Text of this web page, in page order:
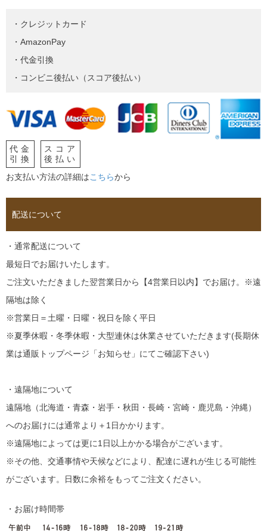
・クレジットカード
・AmazonPay
・代金引換
・コンビニ後払い（スコア後払い）
代金
引換
スコア
後払い
お支払い方法の詳細はこちらから
配送について
・通常配送について
最短日でお届けいたします。
ご注文いただきました翌営業日から【4営業日以内】でお届け。※遠
隔地は除く
※営業日＝土曜・日曜・祝日を除く平日
※夏季休暇・冬季休暇・大型連休は休業させていただきます(長期休
業は通販トップページ「お知らせ」にてご確認下さい)
・遠隔地について
遠隔地（北海道・青森・岩手・秋田・長崎・宮崎・鹿児島・沖縄）
へのお届けには通常より＋1日かかります。
※遠隔地によっては更に1日以上かかる場合がございます。
※その他、交通事情や天候などにより、配達に遅れが生じる可能性
がございます。日数に余裕をもってご注文ください。
・お届け時間帯